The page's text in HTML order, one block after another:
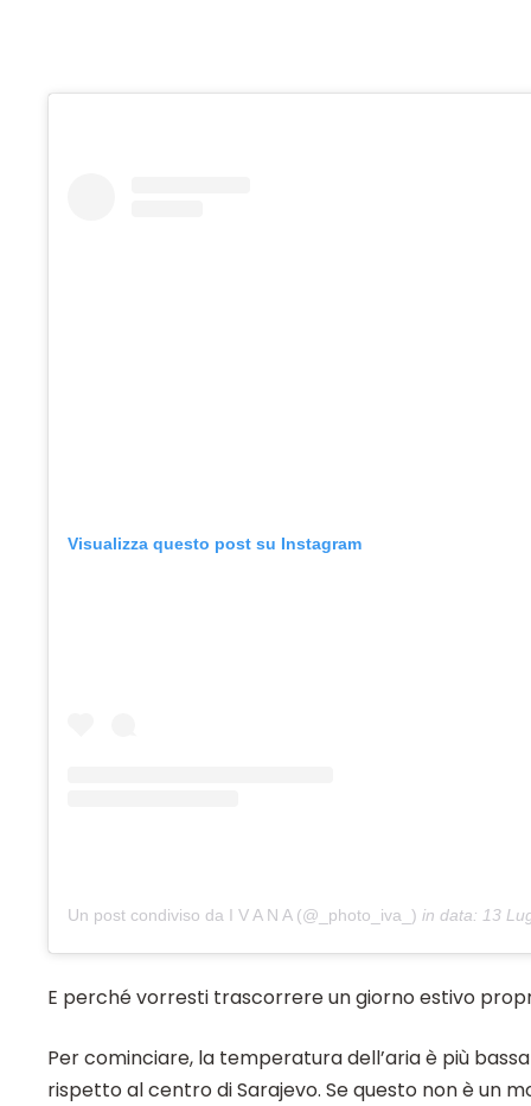
Visualizza questo post su Instagram
Un post condiviso da I V A N A (@_photo_iva_) in data: 13 Lug
E perché vorresti trascorrere un giorno estivo
Per cominciare, la temperatura dell’aria è più
rispetto al centro di Sarajevo. Se questo non è un